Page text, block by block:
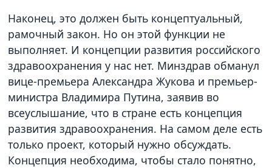
Наконец, это должен быть концептуальный,
рамочный закон. Но он этой функции не
выполняет. И концепции развития российского
здравоохранения у нас нет. Минздрав обманул
вице-премьера Александра Жукова и премьер-
министра Владимира Путина, заявив во
всеуслышание, что в стране есть концепция
развития здравоохранения. На самом деле есть
только проект, который нужно обсуждать.
Концепция необходима, чтобы стало понятно,